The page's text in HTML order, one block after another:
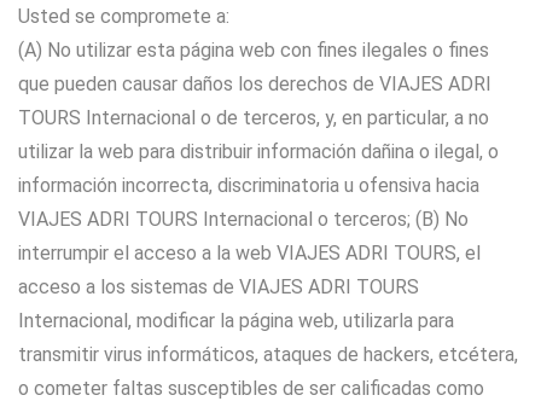
Usted se compromete a:
(A) No utilizar esta página web con fines ilegales o fines
que pueden causar daños los derechos de VIAJES ADRI
TOURS Internacional o de terceros, y, en particular, a no
utilizar la web para distribuir información dañina o ilegal, o
información incorrecta, discriminatoria u ofensiva hacia
VIAJES ADRI TOURS Internacional o terceros; (B) No
interrumpir el acceso a la web VIAJES ADRI TOURS, el
acceso a los sistemas de VIAJES ADRI TOURS
Internacional, modificar la página web, utilizarla para
transmitir virus informáticos, ataques de hackers, etcétera,
o cometer faltas susceptibles de ser calificadas como